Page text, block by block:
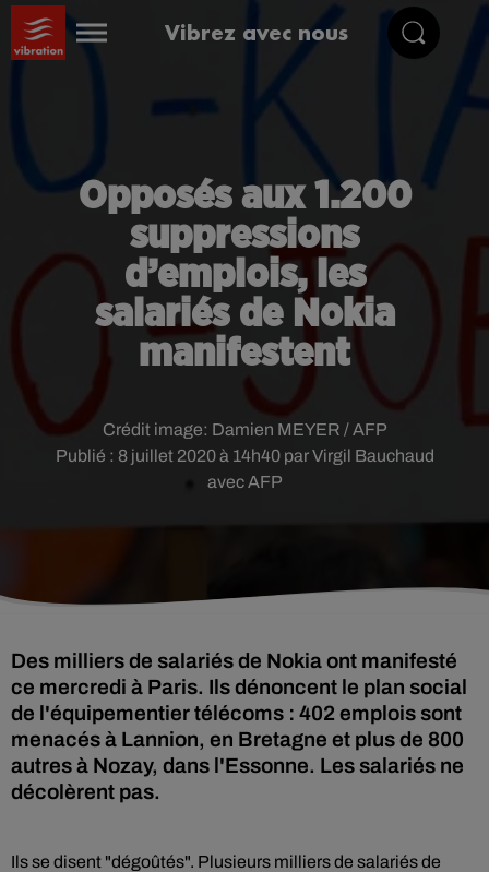
Vibrez avec nous
Opposés aux 1.200
suppressions
d’emplois, les
salariés de Nokia
manifestent
Publié : 8 juillet 2020 à 14h40 par Virgil Bauchaud
avec AFP
Crédit image: Damien MEYER / AFP
Des milliers de salariés de Nokia ont manifesté
ce mercredi à Paris. Ils dénoncent le plan social
de l'équipementier télécoms : 402 emplois sont
menacés à Lannion, en Bretagne et plus de 800
autres à Nozay, dans l'Essonne. Les salariés ne
décolèrent pas.
Ils se disent "dégoûtés". Plusieurs milliers de salariés de